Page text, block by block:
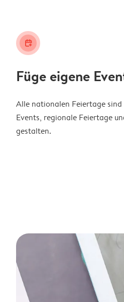
calendar_plus
Füge eigene
Alle nationalen Feiertage
Events, regionale Feiertage
gestalten.